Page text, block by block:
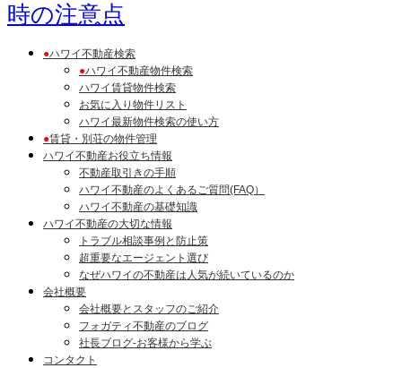
時の注意点
●ハワイ不動産検索
●ハワイ不動産物件検索
ハワイ賃貸物件検索
お気に入り物件リスト
ハワイ最新物件検索の使い方
●賃貸・別荘の物件管理
ハワイ不動産お役立ち情報
不動産取引きの手順
ハワイ不動産のよくあるご質問(FAQ）
ハワイ不動産の基礎知識
ハワイ不動産の大切な情報
トラブル相談事例と防止策
超重要なエージェント選び
なぜハワイの不動産は人気が続いているのか
会社概要
会社概要とスタッフのご紹介
フォガティ不動産のブログ
社長ブログ-お客様から学ぶ
コンタクト